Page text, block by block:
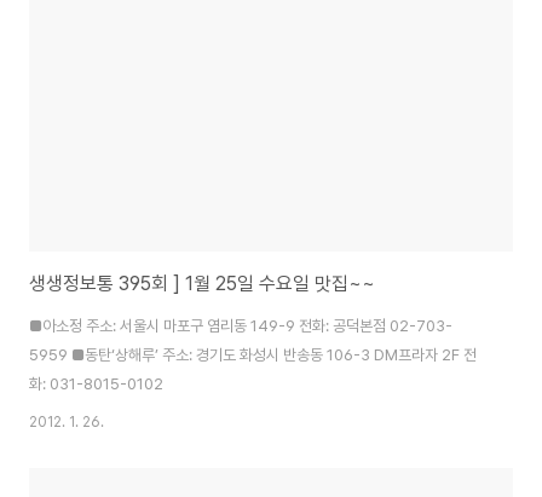
생생정보통 395회 ] 1월 25일 수요일 맛집~~
■아소정 주소: 서울시 마포구 염리동 149-9 전화: 공덕본점 02-703-
5959 ■동탄‘상해루’ 주소: 경기도 화성시 반송동 106-3 DM프라자 2F 전
화: 031-8015-0102
2012. 1. 26.